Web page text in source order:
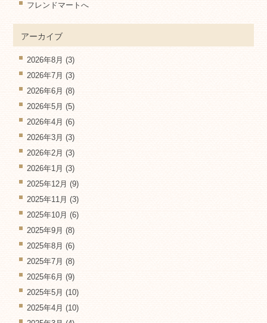
フレンドマートへ
アーカイブ
2026年8月 (3)
2026年7月 (3)
2026年6月 (8)
2026年5月 (5)
2026年4月 (6)
2026年3月 (3)
2026年2月 (3)
2026年1月 (3)
2025年12月 (9)
2025年11月 (3)
2025年10月 (6)
2025年9月 (8)
2025年8月 (6)
2025年7月 (8)
2025年6月 (9)
2025年5月 (10)
2025年4月 (10)